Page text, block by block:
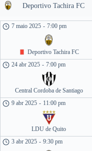
Deportivo Tachira FC
7 maio 2025 - 7:00 pm
Deportivo Tachira FC
24 abr 2025 - 7:00 pm
Central Cordoba de Santiago
9 abr 2025 - 11:00 pm
LDU de Quito
3 abr 2025 - 9:30 pm